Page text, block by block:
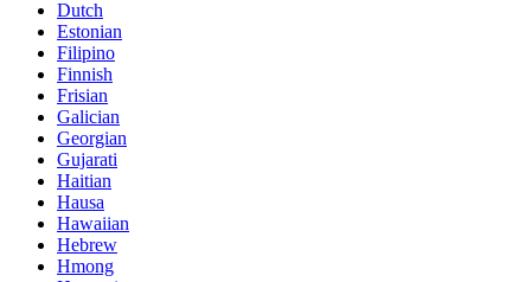
Dutch
Estonian
Filipino
Finnish
Frisian
Galician
Georgian
Gujarati
Haitian
Hausa
Hawaiian
Hebrew
Hmong